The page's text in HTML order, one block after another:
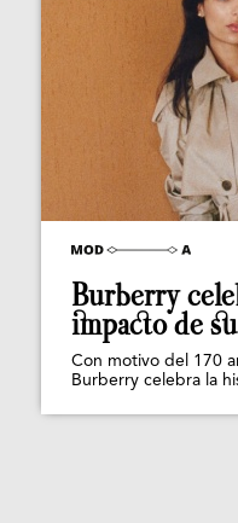
Burberry
impacto de
Con motivo del 170
Burberry celebra la